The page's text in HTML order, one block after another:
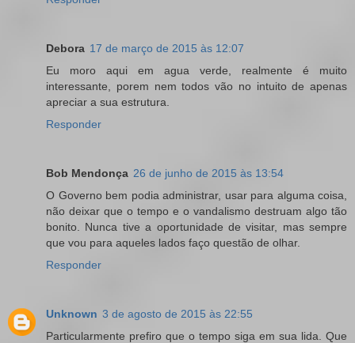
Debora 17 de março de 2015 às 12:07
Eu moro aqui em agua verde, realmente é muito
interessante, porem nem todos vão no intuito de apenas
apreciar a sua estrutura.
Responder
Bob Mendonça 26 de junho de 2015 às 13:54
O Governo bem podia administrar, usar para alguma coisa,
não deixar que o tempo e o vandalismo destruam algo tão
bonito. Nunca tive a oportunidade de visitar, mas sempre
que vou para aqueles lados faço questão de olhar.
Responder
Unknown 3 de agosto de 2015 às 22:55
Particularmente prefiro que o tempo siga em sua lida. Que